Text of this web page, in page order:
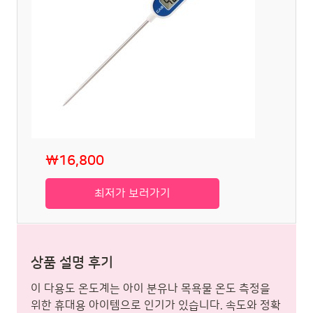
₩16,800
최저가 보러가기
상품 설명 후기
이 다용도 온도계는 아이 분유나 목욕물 온도 측정을
위한 휴대용 아이템으로 인기가 있습니다. 속도와 정확